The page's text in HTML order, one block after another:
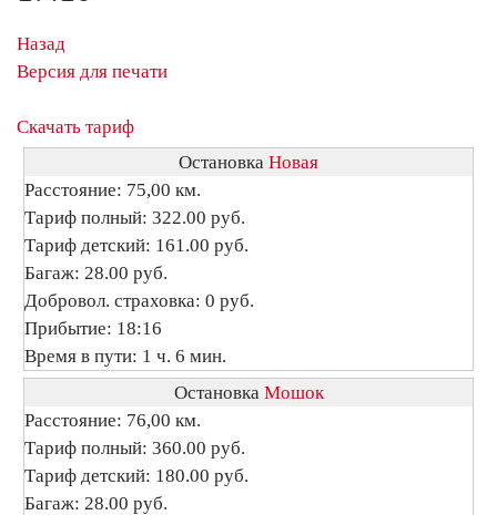
Назад
Версия для печати
Скачать тариф
Остановка Новая
Расстояние: 75,00 км.
Тариф полный: 322.00 руб.
Тариф детский: 161.00 руб.
Багаж: 28.00 руб.
Добровол. страховка: 0 руб.
Прибытие: 18:16
Время в пути: 1 ч. 6 мин.
Остановка Мошок
Расстояние: 76,00 км.
Тариф полный: 360.00 руб.
Тариф детский: 180.00 руб.
Багаж: 28.00 руб.